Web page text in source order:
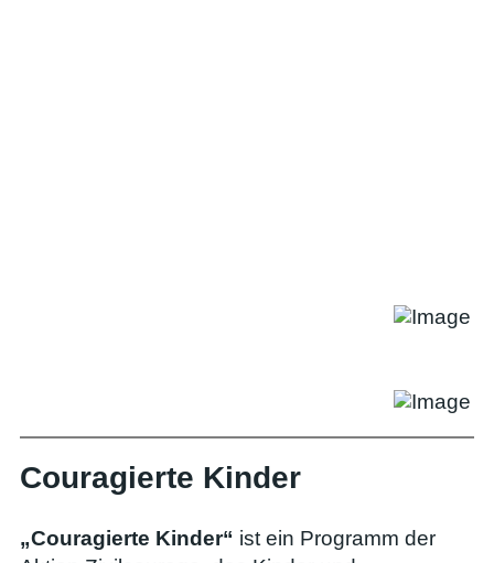
Couragierte Kinder
„Couragierte Kinder“ ist ein Programm der